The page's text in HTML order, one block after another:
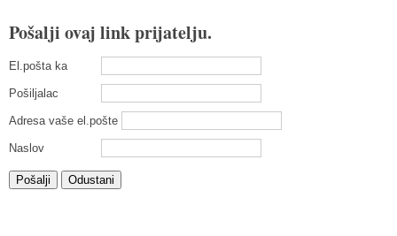
Pošalji ovaj link prijatelju.
El.pošta ka
Pošiljalac
Adresa vaše el.pošte
Naslov
Pošalji Odustani